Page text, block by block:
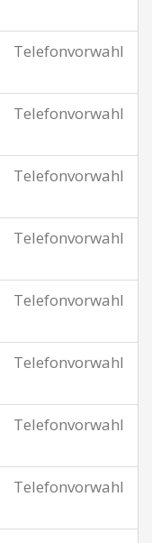
Telefonvorwahl
Telefonvorwahl
Telefonvorwahl
Telefonvorwahl
Telefonvorwahl
Telefonvorwahl
Telefonvorwahl
Telefonvorwahl